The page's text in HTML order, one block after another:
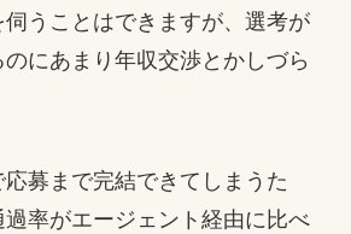
うことはできますが、選考が
にあまり年収交渉とかしづら
募まで完結できてしまうた
率がエージェント経由に比べ